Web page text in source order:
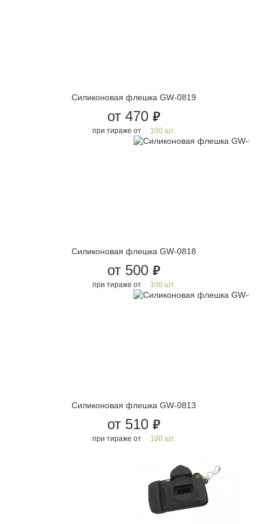
Силиконовая флешка GW-0819
от 470 руб.
при тираже от 100 шт.
Силиконовая флешка GW-0818
от 500 руб.
при тираже от 100 шт.
Силиконовая флешка GW-0813
от 510 руб.
при тираже от 100 шт.